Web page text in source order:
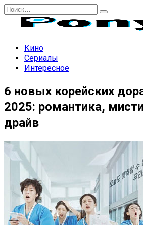
Перейти
содержанию
Search
Кино
Сериалы
Интересное
6 новых корейских
2025: романтика,
драйв